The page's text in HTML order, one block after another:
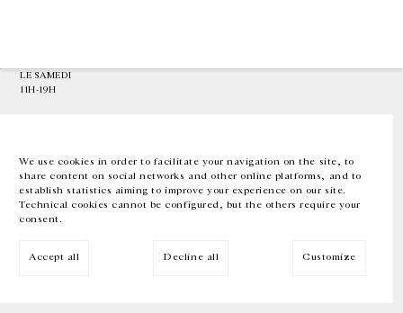
We use cookies in order to facilitate your navigation on the site, to
share content on social networks and other online platforms, and to
establish statistics aiming to improve your experience on our site.
Technical cookies cannot be configured, but the others require your
consent.
Accept all Decline all Customize
LE SAMEDI
11H-19H
EN FR 中文 Facebook Instagram
Inscrivez-vous à notre newsletter